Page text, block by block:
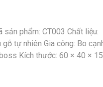
sản phẩm: CT003 Chất liệu:
tự nhiên Gia công: Bo
Kích thước: 60 × 40 ×